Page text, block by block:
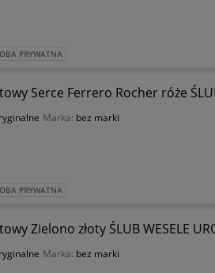
PRYWATNA
Serce Ferrero Rocher róże
Marka: bez marki
PRYWATNA
Zielono złoty ŚLUB WESELE
Marka: bez marki